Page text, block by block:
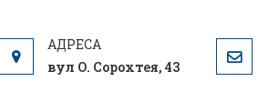
вул О. Сорохтея, 43